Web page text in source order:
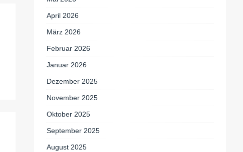
April 2026
März 2026
Februar 2026
Januar 2026
Dezember 2025
November 2025
Oktober 2025
September 2025
August 2025